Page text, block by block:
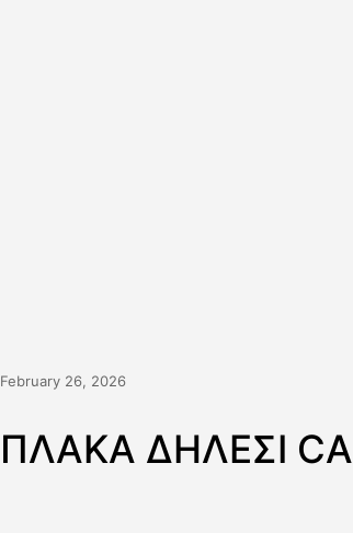
February 26, 2026
ΠΛΑΚΑ ΔΗΛΕΣΙ